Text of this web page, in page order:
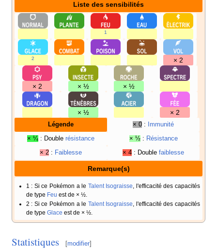
Liste des sensibilités
1
2 × 2
× 2 × ½ × ½
× ½ × 2
Légende × 0 : Immunité
× ¼ : Double résistance × ½ : Résistance
× 2 : Faiblesse × 4 : Double faiblesse
Remarque(s)
1 : Si ce Pokémon a le Talent Isograisse , l'efficacité des capacités
de type Feu est de × ½.
2 : Si ce Pokémon a le Talent Isograisse , l'efficacité des capacités
de type Glace est de × ½.
Statistiques [modifier]